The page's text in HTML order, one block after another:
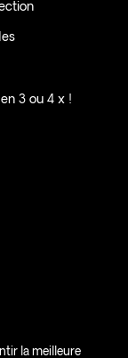
3 ou 4 x !
- MAYOTTE -
la meilleure